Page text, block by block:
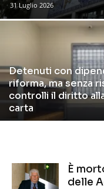
31 Luglio 2026
Detenuti con
riforma, ma senza
controlli il diritto
carta
È
delle